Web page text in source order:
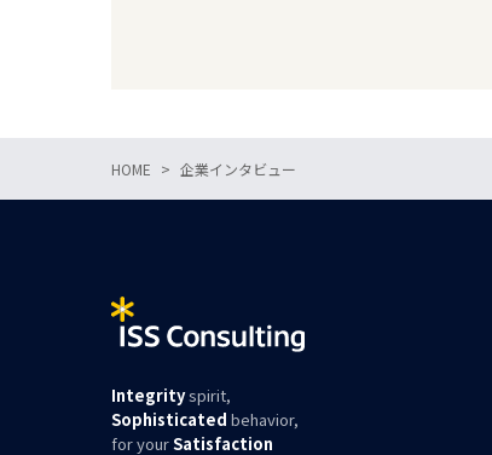
HOME 企業インタビュー
Integrityspirit,
Sophisticated behavior,
for yourSatisfaction